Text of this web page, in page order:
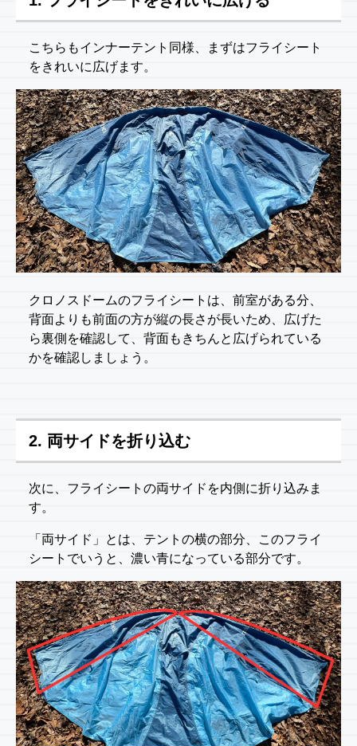
こちらもインナーテント同様、まずはフライシート
をきれいに広げます。
クロノスドームのフライシートは、前室がある分、
背面よりも前面の方が縦の長さが長いため、広げた
ら裏側を確認して、背面もきちんと広げられている
かを確認しましょう。
2. 両サイドを折り込む
次に、フライシートの両サイドを内側に折り込みま
す。
「両サイド」とは、テントの横の部分、このフライ
シートでいうと、濃い青になっている部分です。